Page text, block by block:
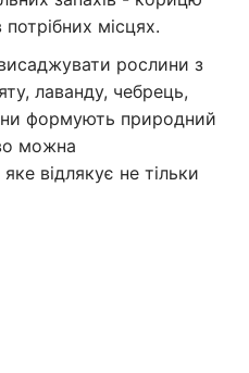
місцях.
рослини з
лаванду, чебрець,
формують природний
можна
відлякує не тільки